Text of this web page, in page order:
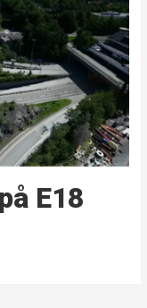
E18